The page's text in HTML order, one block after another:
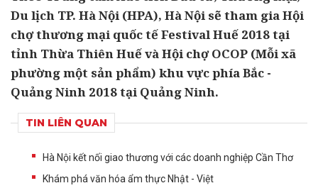
Du lịch TP. Hà Nội (HPA), Hà Nội sẽ tham gia Hội
chợ thương mại quốc tế Festival Huế 2018 tại
tỉnh Thừa Thiên Huế và Hội chợ OCOP (Mỗi xã
phường một sản phẩm) khu vực phía Bắc -
Quảng Ninh 2018 tại Quảng Ninh.
TIN LIÊN QUAN
Hà Nội kết nối giao thương với các doanh nghiệp Cần Thơ
Khám phá văn hóa ẩm thực Nhật - Việt